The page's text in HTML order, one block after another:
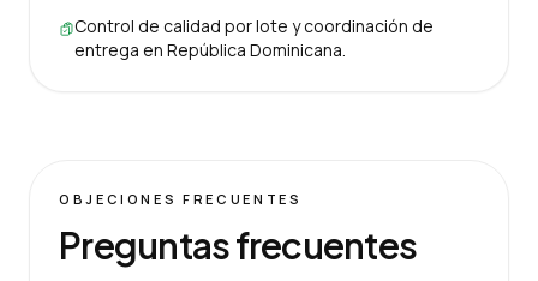
Control de calidad por lote y coordinación de
entrega en República Dominicana.
OBJECIONES FRECUENTES
Preguntas frecuentes